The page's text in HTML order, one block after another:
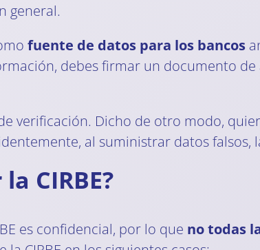
general.
fuente de datos para los bancos
debes firmar un documento
verificación. Dicho de otro modo,
al suministrar datos
CIRBE?
es confidencial, por lo que no todas